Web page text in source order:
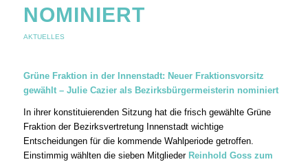
NOMINIERT
AKTUELLES
Grüne Fraktion in der Innenstadt: Neuer Fraktionsvorsitz
gewählt – Julie Cazier als Bezirksbürgermeisterin nominiert
In ihrer konstituierenden Sitzung hat die frisch gewählte Grüne
Fraktion der Bezirksvertretung Innenstadt wichtige
Entscheidungen für die kommende Wahlperiode getroffen.
Einstimmig wählten die sieben MitgliederReinhold Goss zum